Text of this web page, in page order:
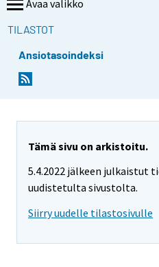
Avaa valikko
TILASTOT
Ansiotasoindeksi
Tämä sivu on arkistoitu.
5.4.2022 jälkeen julkaistut
uudistetulta sivustolta.
Siirry uudelle tilastosivulle